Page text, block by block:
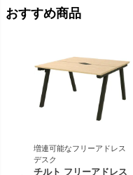
おすすめ商品
増連可能なフリーアドレス
デスク
チルト フリーアドレス